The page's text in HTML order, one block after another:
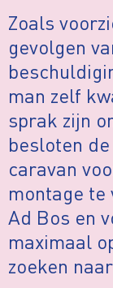
Zoals
gevolgen
man zelf
sprak zijn
besloten
caravan
montage
Ad Bos en
maximaal
zoeken